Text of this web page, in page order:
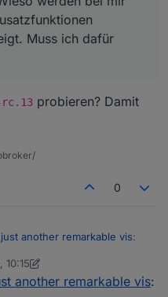
WORKING
ja hast), dann mappt
ist noch unvollständig,
ioBroker.jarvis/wiki/de
Danke für den
Wieso werden bei mir bei
(Dimmer,
ich dafür noch was
Muss ich dafür
probieren? Damit
0
another remarkable vis:
jarvis - just another
10:15
another remarkable vis: